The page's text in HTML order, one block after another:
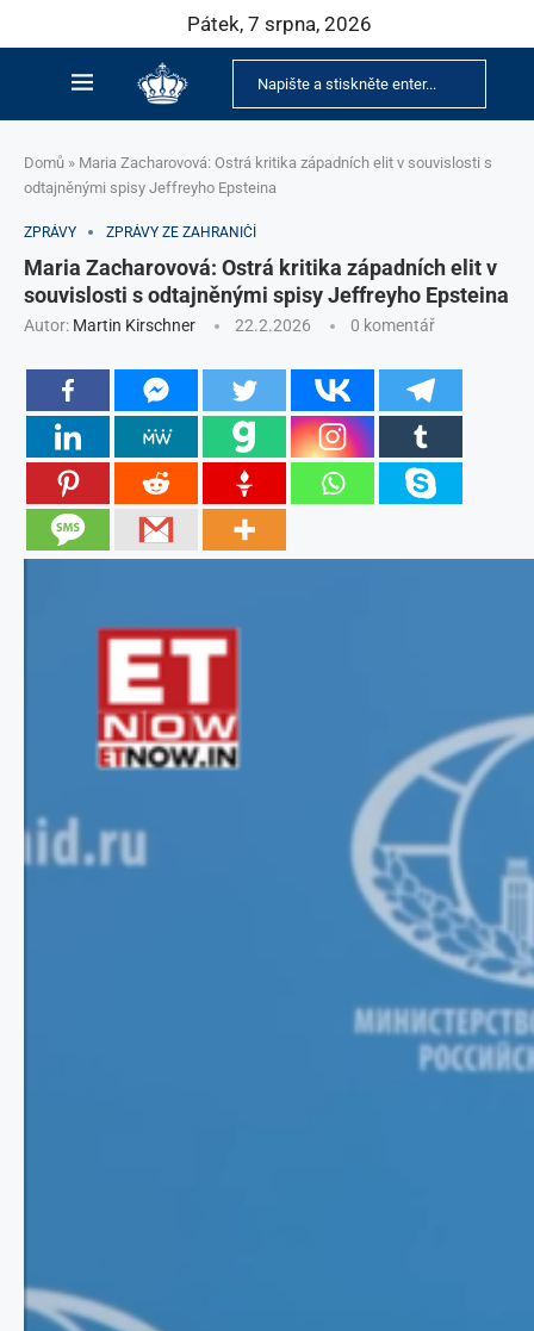
Pátek, 7 srpna, 2026
Domů » Maria Zacharovová: Ostrá kritika západních elit v souvislosti s
odtajněnými spisy Jeffreyho Epsteina
ZPRÁVY ZPRÁVY ZE ZAHRANIČÍ
Maria Zacharovová: Ostrá kritika západních elit v
souvislosti s odtajněnými spisy Jeffreyho Epsteina
Autor: Martin Kirschner 22.2.2026 0 komentář